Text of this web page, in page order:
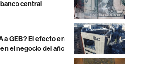
central
a GEB? El efecto en
el negocio del año